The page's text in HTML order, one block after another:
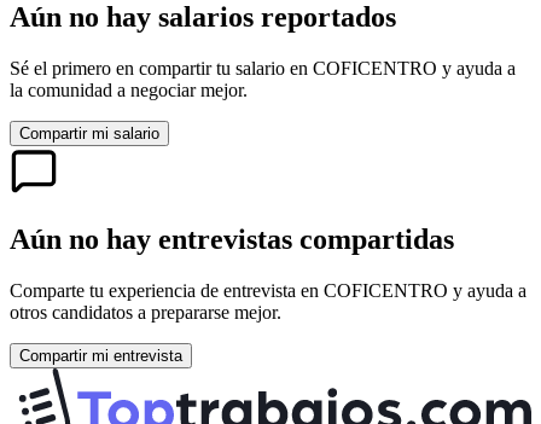
Aún no hay salarios reportados
Sé el primero en compartir tu salario en COFICENTRO y ayuda a
la comunidad a negociar mejor.
Compartir mi salario
Aún no hay entrevistas compartidas
Comparte tu experiencia de entrevista en COFICENTRO y ayuda a
otros candidatos a prepararse mejor.
Compartir mi entrevista